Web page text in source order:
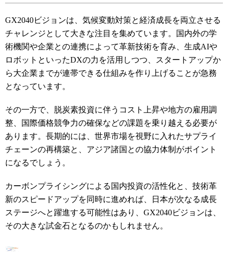
GX2040ビジョンは、気候変動対策と経済成長を両立させる
チャレンジとして大きな注目を集めています。国内外の学
術機関や企業との連携によって革新技術を育み、生成AIや
ロボットといったDXの力を活用しつつ、スタートアップか
ら大企業までが連帯できる仕組みを作り上げることが急務
となっています。
その一方で、脱炭素投資に伴うコスト上昇や地方の雇用調
整、国際価格競争力の確保などの課題を乗り越える必要が
あります。長期的には、世界市場を視野に入れたサプライ
チェーンの再構築と、アジア諸国との協力体制がポイント
になるでしょう。
カーボンプライシングによる国内投資の活性化と、技術革
新のスピードアップを同時に進めれば、日本が次なる成長
ステージへと躍進する可能性はあり、GX2040ビジョンは、
その大きな試金石となるのかもしれません。